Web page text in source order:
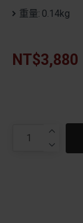
重量: 0.14kg
NT$3,880